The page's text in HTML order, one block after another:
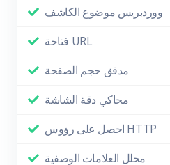
ووردبريس موضوع الكاشف
فتاحة URL
مدقق حجم الصفحة
محاكي دقة الشاشة
احصل على رؤوس HTTP
محلل العلامات الوصفية